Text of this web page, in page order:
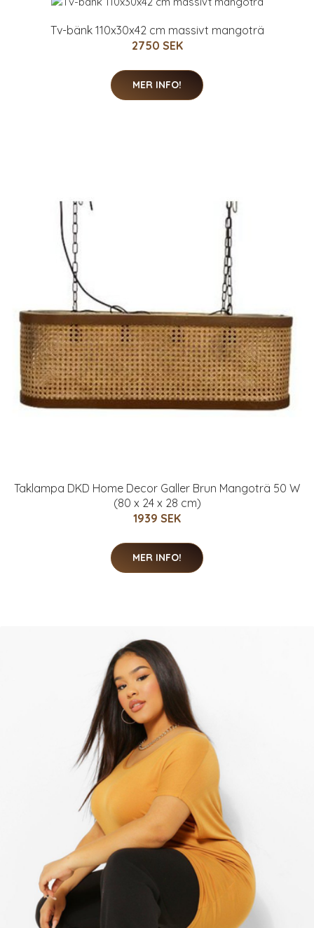
Tv-bänk 110x30x42 cm massivt mangoträ
2750 SEK
MER INFO!
Taklampa DKD Home Decor Galler Brun Mangoträ 50 W
(80 x 24 x 28 cm)
1939 SEK
MER INFO!